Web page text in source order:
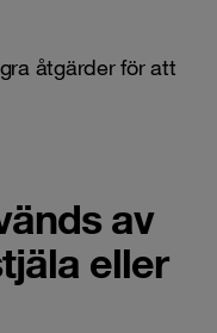
åtgärder för att
av
eller